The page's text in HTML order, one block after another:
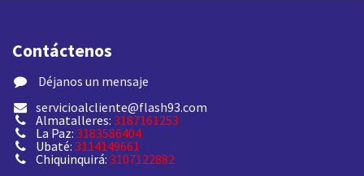
Contáctenos
​ Déjanos un mensaje
servicioalcliente@flash93.com
Almatalleres: 3187161253
La Paz: 3183586404
Ubaté: 3114149661
Chiquinquirá: 3107122882